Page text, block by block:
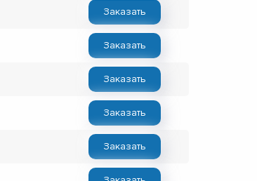
Заказать
Заказать
Заказать
Заказать
Заказать